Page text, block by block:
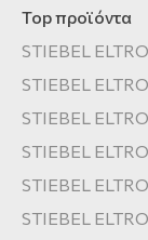
Top προϊόντα
STIEBEL
STIEBEL
STIEBEL
STIEBEL
STIEBEL
STIEBEL